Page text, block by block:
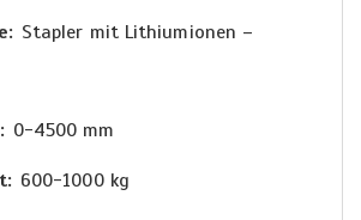
Stapler mit Lithiumionen –
0-4500 mm
600-1000 kg